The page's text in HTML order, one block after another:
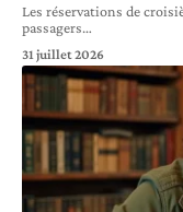
Les réservations de
passagers…
31 juillet 2026